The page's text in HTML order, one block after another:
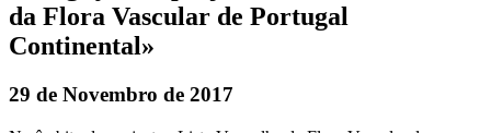
da Flora Vascular de Portugal
Continental»
29 de Novembro de 2017